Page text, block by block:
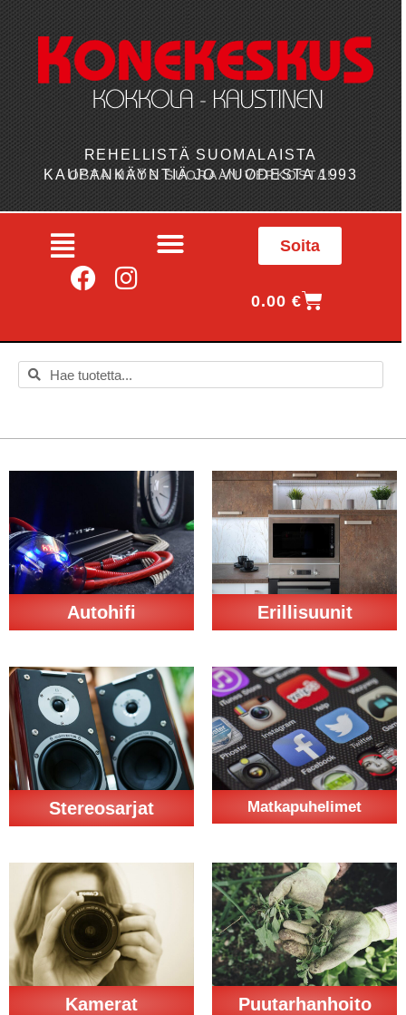
REHELLISTÄ SUOMALAISTA
KAUPANKÄYNTIÄ JO VUODESTA 1993
OSTA MYÖS SUORAAN VERKOSTA!
Soita
0.00€
Autohifi Erillisuunit
Stereosarjat Matkapuhelimet
Kamerat Puutarhanhoito